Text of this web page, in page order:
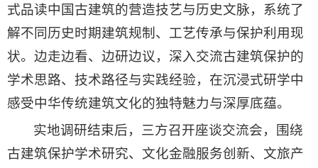
式品读中国古建筑的营造技艺与历史文脉，系统了
解不同历史时期建筑规制、工艺传承与保护利用现
状。边走边看、边研边议，深入交流古建筑保护的
学术思路、技术路径与实践经验，在沉浸式研学中
感受中华传统建筑文化的独特魅力与深厚底蕴。
实地调研结束后，三方召开座谈交流会，围绕
古建筑保护学术研究、文化金融服务创新、文旅产